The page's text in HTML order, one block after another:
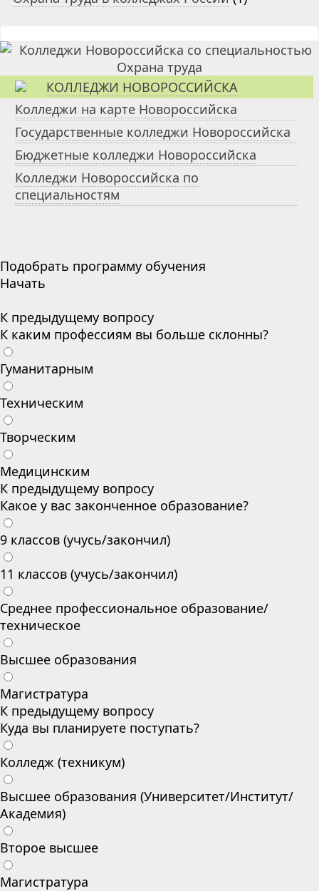
КОЛЛЕДЖИ НОВОРОССИЙСКА
Колледжи на карте Новороссийска
Государственные колледжи Новороссийска
Бюджетные колледжи Новороссийска
Колледжи Новороссийска по
специальностям
Подобрать программу обучения
Начать
К предыдущему вопросу
К каким профессиям вы больше склонны?
Гуманитарным
Техническим
Творческим
Медицинским
К предыдущему вопросу
Какое у вас законченное образование?
9 классов (учусь/закончил)
11 классов (учусь/закончил)
Среднее профессиональное образование/
техническое
Высшее образования
Магистратура
К предыдущему вопросу
Куда вы планируете поступать?
Колледж (техникум)
Высшее образования (Университет/Институт/
Академия)
Второе высшее
Магистратура